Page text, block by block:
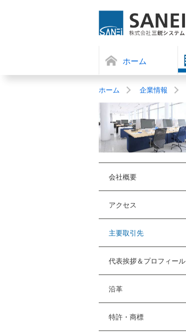
ホーム
ホーム 企業情報
会社概要
アクセス
主要取引先
代表挨拶＆プロフィール
沿革
特許・商標